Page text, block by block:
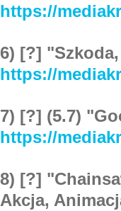
https://
6) [?]
https://
7) [?] (5.7)
https://
8) [?]
Akcja,